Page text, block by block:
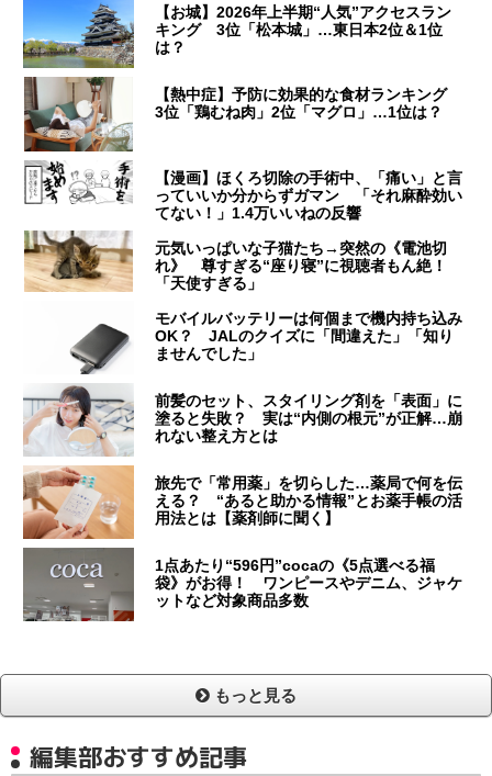
【お城】2026年上半期“人気”アクセスラン
キング 3位「松本城」…東日本2位＆1位
は？
【熱中症】予防に効果的な食材ランキング
3位「鶏むね肉」2位「マグロ」…1位は？
【漫画】ほくろ切除の手術中、「痛い」と言
っていいか分からずガマン 「それ麻酔効い
てない！」1.4万いいねの反響
元気いっぱいな子猫たち→突然の《電池切
れ》 尊すぎる“座り寝”に視聴者もん絶！
「天使すぎる」
モバイルバッテリーは何個まで機内持ち込み
OK？ JALのクイズに「間違えた」「知り
ませんでした」
前髪のセット、スタイリング剤を「表面」に
塗ると失敗？ 実は“内側の根元”が正解…崩
れない整え方とは
旅先で「常用薬」を切らした…薬局で何を伝
える？ “あると助かる情報”とお薬手帳の活
用法とは【薬剤師に聞く】
1点あたり“596円”cocaの《5点選べる福
袋》がお得！ ワンピースやデニム、ジャケ
ットなど対象商品多数
もっと見る
編集部おすすめ記事